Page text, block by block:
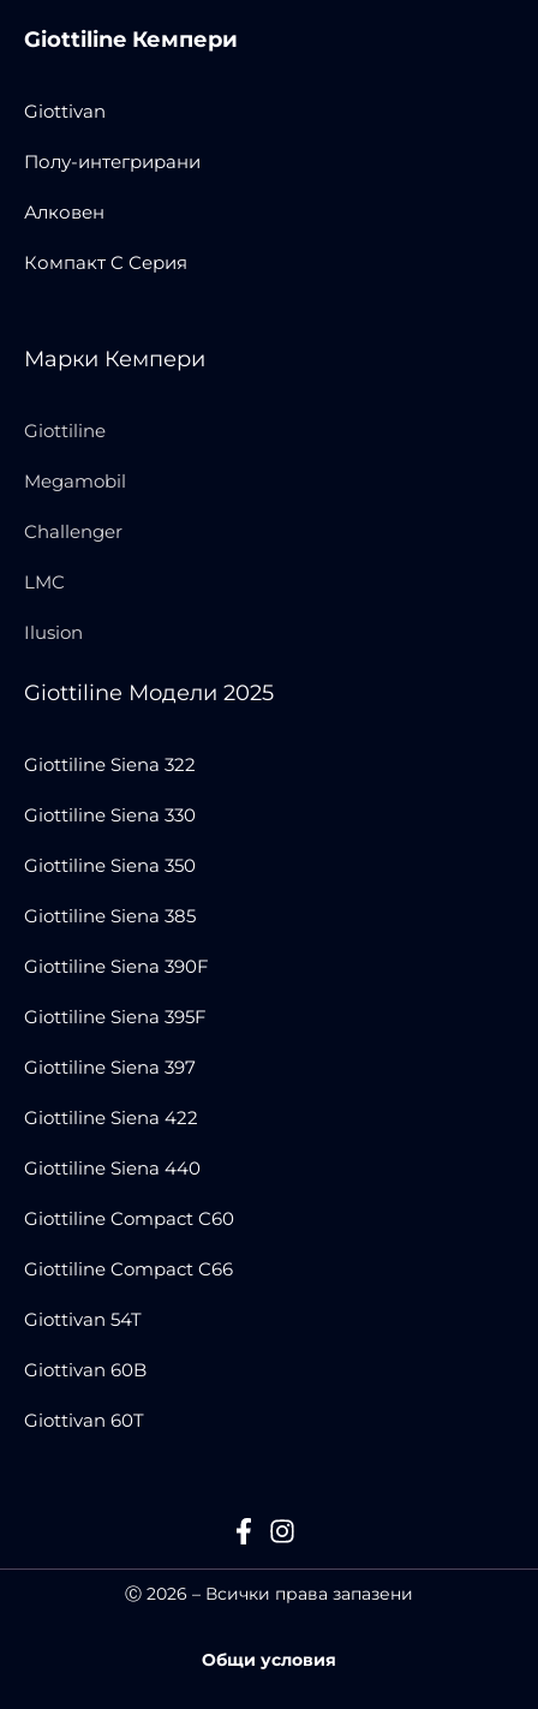
Giottiline Кемпери
Giottivan
Полу-интегрирани
Алковен
Компакт C Серия
Марки Кемпери
Giottiline
Megamobil
Challenger
LMC
Ilusion
Giottiline Модели 2025
Giottiline Siena 322
Giottiline Siena 330
Giottiline Siena 350
Giottiline Siena 385
Giottiline Siena 390F
Giottiline Siena 395F
Giottiline Siena 397
Giottiline Siena 422
Giottiline Siena 440
Giottiline Compact C60
Giottiline Compact C66
Giottivan 54T
Giottivan 60B
Giottivan 60T
Ⓒ 2026 – Всички права запазени
Общи условия